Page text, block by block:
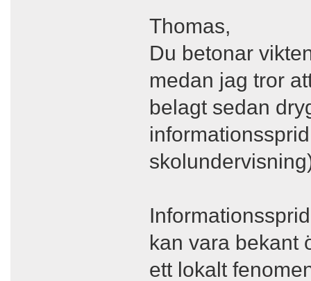
Thomas,
Du betonar
medan jag tror
belagt sedan
kan vara bekant
ett lokalt